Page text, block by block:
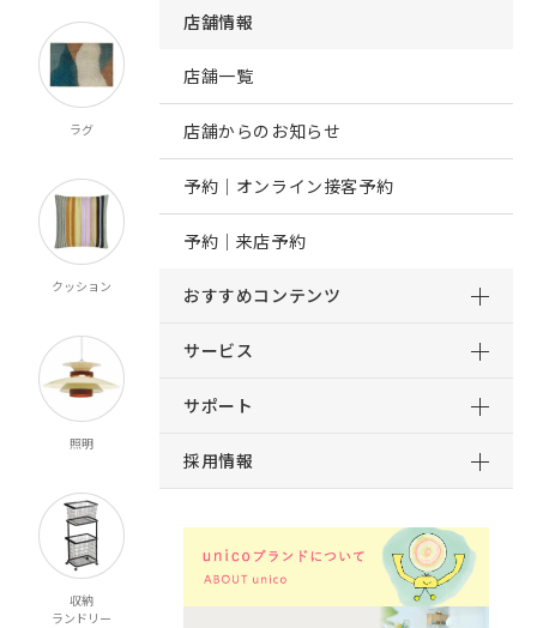
店舗情報
店舗一覧
店舗からのお知らせ
予約｜オンライン接客予約
予約｜来店予約
おすすめコンテンツ
サービス
サポート
採用情報
ラグ
オーダー
既製カーテン
クッション
ブランケット
スロー
マット ルームシューズ
照明
収納
ランドリー
ファッション雑貨